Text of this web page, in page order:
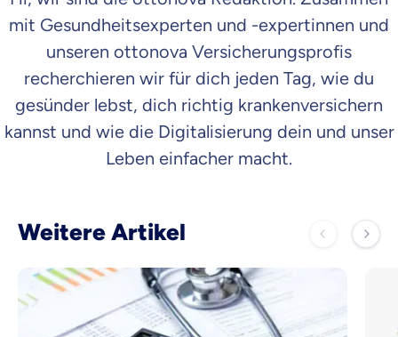
mit Gesundheitsexperten und -expertinnen und
unseren ottonova Versicherungsprofis
recherchieren wir für dich jeden Tag, wie du
gesünder lebst, dich richtig krankenversichern
kannst und wie die Digitalisierung dein und unser
Leben einfacher macht.
Weitere Artikel